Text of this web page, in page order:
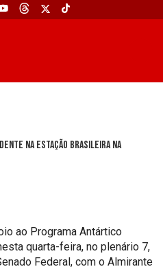
na estação brasileira na
ao Programa Antártico
quarta-feira, no plenário 7,
Federal, com o Almirante